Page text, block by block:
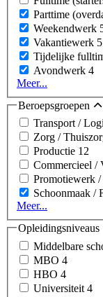
Parttime
Weekendwerk
Vakantiewerk 5
Tijdelijke
Avondwerk 4
Meer...
Beroepsgroepen
Transport /
Zorg /
Productie 12
Commercieel /
Promotiewerk /
Schoonmaak /
Meer...
Opleidingsniveaus
Middelbare
MBO 4
HBO 4
Universiteit 4